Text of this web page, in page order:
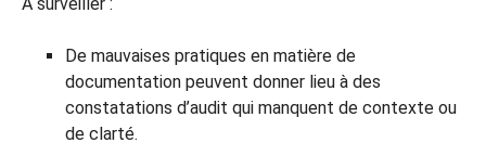
De mauvaises pratiques en matière de
documentation peuvent donner lieu à des
constatations d’audit qui manquent de contexte ou
de clarté.